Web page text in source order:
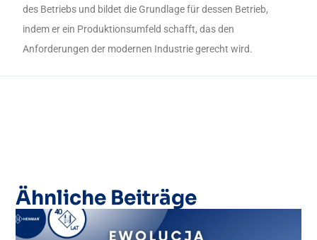
des Betriebs und bildet die Grundlage für dessen Betrieb,
indem er ein Produktionsumfeld schafft, das den
Anforderungen der modernen Industrie gerecht wird.
Ähnliche Beiträge